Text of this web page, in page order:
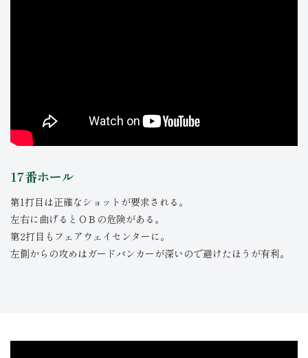
17番ホール
第1打目は正確なショットが要求される。
左右に曲げるとＯＢの危険がある。
第2打目もフェアウェイセンターに。
左側からの攻めはガードバンカーが深いので避けたほうが有利。